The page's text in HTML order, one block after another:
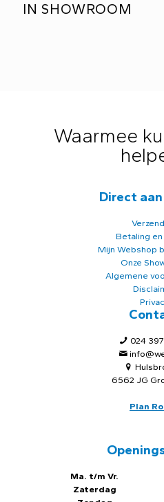
IN SHOWROOM
Waarmee
Direct
Betaling
Mijn Webshop
Onze
Algemene
024
6562 JG
Plan
Ma. t/m Vr.
Zaterdag